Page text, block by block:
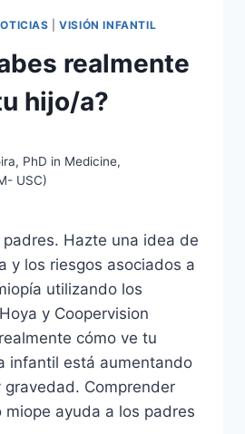
|VISIÓN INFANTIL
realmente
hijo/a?
PhD in Medicine,
USC)
Hazte una idea de
y los riesgos asociados a
utilizando los
y Coopervision
cómo ve tu
infantil está aumentando
gravedad. Comprender
miope ayuda a los padres